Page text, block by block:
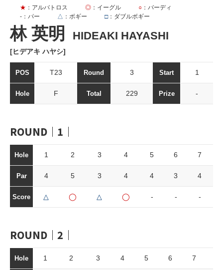
林 英明 HIDEAKI HAYASHI
[ヒデアキ ハヤシ]
★ ：アルバトロス ◎ ：イーグル ○ ：バーディ
- ：パー △ ：ボギー □：ダブルボギー
POS T23 Round 3 Start 1
Hole F Total 229 Prize -
ROUND｜1｜
Hole 1 2 3 4 5 6 7
Par 4 5 3 4 4 3 4
Score △ ◯ △ ◯ - - -
ROUND｜2｜
Hole 1 2 3 4 5 6 7